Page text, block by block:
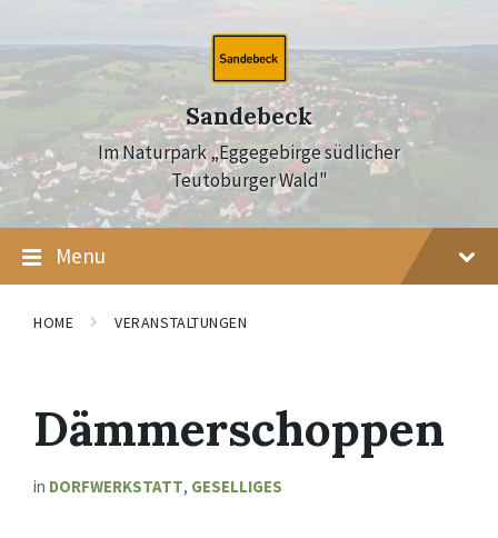
content
main
navigation
footer
Sandebeck
Im Naturpark „Eggegebirge südlicher
Teutoburger Wald"
Menu
HOME VERANSTALTUNGEN
Dämmerschoppen
in DORFWERKSTATT, GESELLIGES